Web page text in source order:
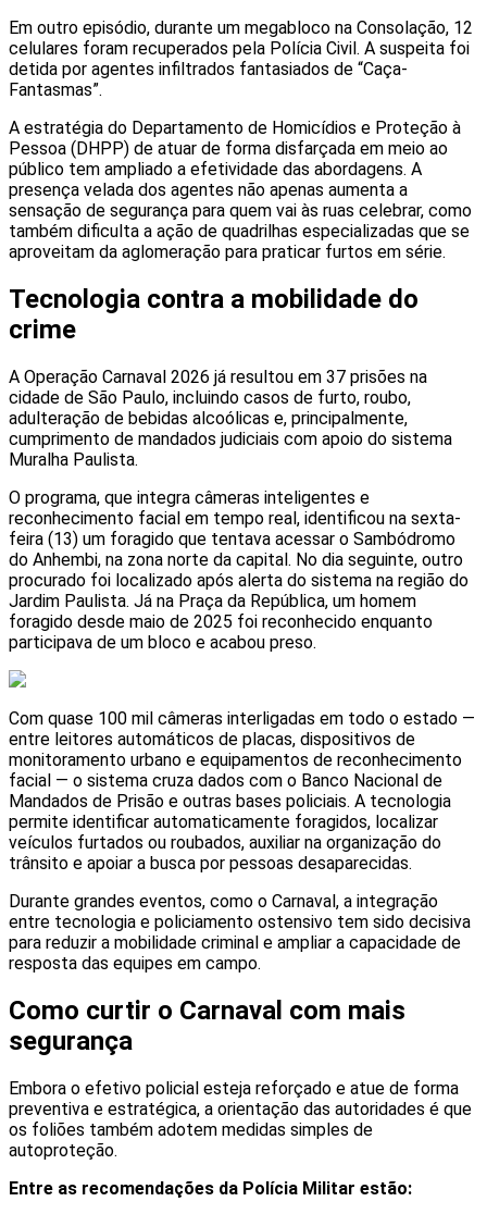
Em outro episódio, durante um megabloco na Consolação, 12
celulares foram recuperados pela Polícia Civil. A suspeita foi
detida por agentes infiltrados fantasiados de “Caça-
Fantasmas”.
A estratégia do Departamento de Homicídios e Proteção à
Pessoa (DHPP) de atuar de forma disfarçada em meio ao
público tem ampliado a efetividade das abordagens. A
presença velada dos agentes não apenas aumenta a
sensação de segurança para quem vai às ruas celebrar, como
também dificulta a ação de quadrilhas especializadas que se
aproveitam da aglomeração para praticar furtos em série.
Tecnologia contra a mobilidade do
crime
A Operação Carnaval 2026 já resultou em 37 prisões na
cidade de São Paulo, incluindo casos de furto, roubo,
adulteração de bebidas alcoólicas e, principalmente,
cumprimento de mandados judiciais com apoio do sistema
Muralha Paulista.
O programa, que integra câmeras inteligentes e
reconhecimento facial em tempo real, identificou na sexta-
feira (13) um foragido que tentava acessar o Sambódromo
do Anhembi, na zona norte da capital. No dia seguinte, outro
procurado foi localizado após alerta do sistema na região do
Jardim Paulista. Já na Praça da República, um homem
foragido desde maio de 2025 foi reconhecido enquanto
participava de um bloco e acabou preso.
Com quase 100 mil câmeras interligadas em todo o estado —
entre leitores automáticos de placas, dispositivos de
monitoramento urbano e equipamentos de reconhecimento
facial — o sistema cruza dados com o Banco Nacional de
Mandados de Prisão e outras bases policiais. A tecnologia
permite identificar automaticamente foragidos, localizar
veículos furtados ou roubados, auxiliar na organização do
trânsito e apoiar a busca por pessoas desaparecidas.
Durante grandes eventos, como o Carnaval, a integração
entre tecnologia e policiamento ostensivo tem sido decisiva
para reduzir a mobilidade criminal e ampliar a capacidade de
resposta das equipes em campo.
Como curtir o Carnaval com mais
segurança
Embora o efetivo policial esteja reforçado e atue de forma
preventiva e estratégica, a orientação das autoridades é que
os foliões também adotem medidas simples de
autoproteção.
Entre as recomendações da Polícia Militar estão: